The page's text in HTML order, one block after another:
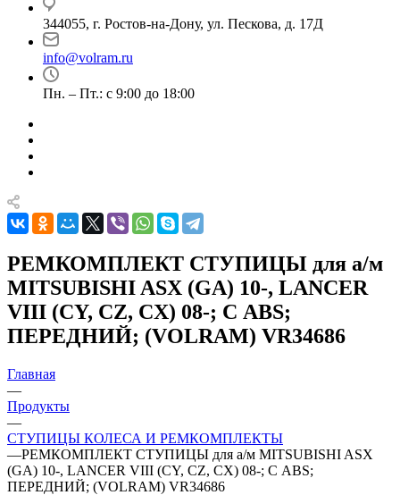
344055, г. Ростов-на-Дону, ул. Пескова, д. 17Д
info@volram.ru
Пн. – Пт.: с 9:00 до 18:00
РЕМКОМПЛЕКТ СТУПИЦЫ для а/м
MITSUBISHI ASX (GA) 10-, LANCER
VIII (CY, CZ, CX) 08-; С ABS;
ПЕРЕДНИЙ; (VOLRAM) VR34686
Главная
—
Продукты
—
СТУПИЦЫ КОЛЕСА И РЕМКОМПЛЕКТЫ
—РЕМКОМПЛЕКТ СТУПИЦЫ для а/м MITSUBISHI ASX
(GA) 10-, LANCER VIII (CY, CZ, CX) 08-; С ABS;
ПЕРЕДНИЙ; (VOLRAM) VR34686